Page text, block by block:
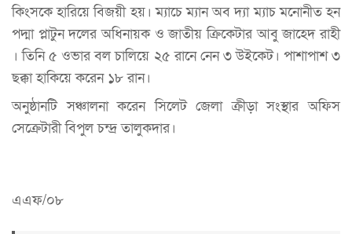
কিংসকে হারিয়ে বিজয়ী হয়। ম্যাচে ম্যান অব দ্যা ম্যাচ মনোনীত হন
পদ্মা প্লাটুন দলের অধিনায়ক ও জাতীয় ক্রিকেটার আবু জাহেদ রাহী
। তিনি ৫ ওভার বল চালিয়ে ২৫ রানে নেন ৩ উইকেট। পাশাপাশ ৩
ছক্কা হাকিয়ে করেন ১৮ রান।
অনুষ্ঠানটি সঞ্চালনা করেন সিলেট জেলা ক্রীড়া সংস্থার অফিস
সেক্রেটারী বিপুল চন্দ্র তালুকদার।
এএফ/০৮